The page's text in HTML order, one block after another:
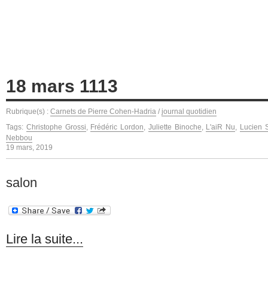
18 mars 1113
Rubrique(s) : Carnets de Pierre Cohen-Hadria / journal quotidien
Tags: Christophe Grossi, Frédéric Lordon, Juliette Binoche, L'aiR Nu, Lucien
Nebbou
19 mars, 2019
salon
Lire la suite...